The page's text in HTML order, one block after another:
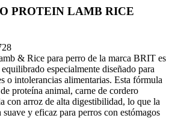
PROTEIN LAMB RICE
& Rice para perro de la marca BRIT es
especialmente diseñado para
o intolerancias alimentarias. Esta fórmula
proteína animal, carne de cordero
con arroz de alta digestibilidad, lo que la
y eficaz para perros con estómagos